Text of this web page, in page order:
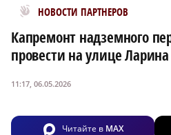
НОВОСТИ ПАРТНЕРОВ
Новости МирТесен
Капремонт надземного
провести на улице Ларина
11:17, 06.05.2026
Читайте в MAX